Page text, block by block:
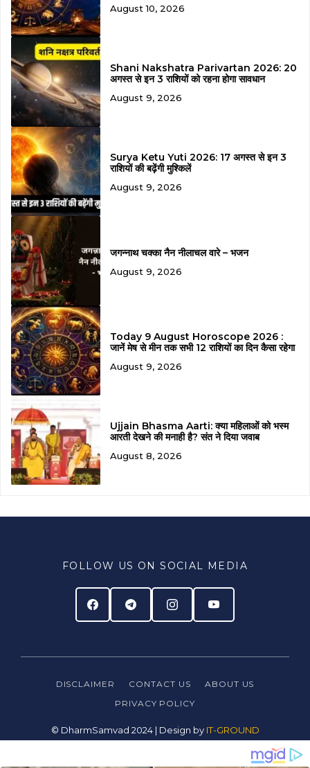
August 10, 2026
Shani Nakshatra Parivartan 2026: 20
अगस्त से इन 3 राशियों को रहना होगा सावधान
August 9, 2026
Surya Ketu Yuti 2026: 17 अगस्त से इन 3
राशियों की बढ़ेंगी मुश्किलें
August 9, 2026
जगन्नाथ चक्का नैन नीलाचल वारे – भजन
August 9, 2026
Today 9 August Horoscope 2026 :
जानें मेष से मीन तक सभी 12 राशियों का दिन कैसा रहेगा
August 9, 2026
Ujjain Bhasma Aarti: क्या महिलाओं को भस्म
आरती देखने की मनाही है? संत ने दिया जवाब
August 8, 2026
FOLLOW US ON SOCIAL MEDIA
DISCLAIMER CONTACT US
ABOUT US
PRIVACY POLICY
© DharmSamvad 2024 | Design byIT-GROUND